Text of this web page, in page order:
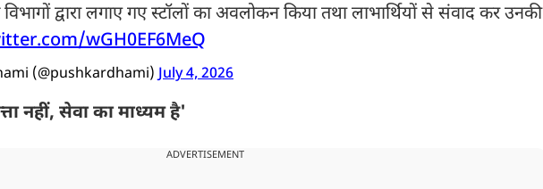
द्वारा लगाए गए स्टॉलों का अवलोकन किया तथा लाभार्थियों से संवाद कर उनकी
wGH0EF6MeQ
(@pushkardhami)July 4, 2026
नहीं, सेवा का माध्यम है'
ADVERTISEMENT